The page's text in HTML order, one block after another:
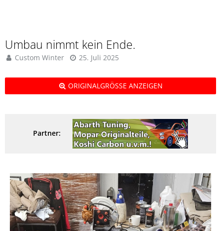
Umbau nimmt kein Ende.
Custom Winter 25. Juli 2025
ORIGINALGRÖSSE ANZEIGEN
Partner: